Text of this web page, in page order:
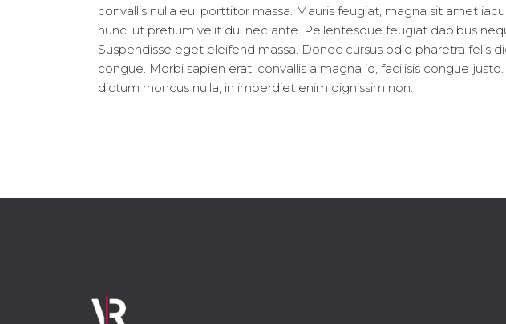
convallis nulla eu, porttitor massa. Mauris feugiat, magna sit amet
nunc, ut pretium velit dui nec ante. Pellentesque feugiat dapibus
Suspendisse eget eleifend massa. Donec cursus odio pharetra felis
congue. Morbi sapien erat, convallis a magna id, facilisis congue
dictum rhoncus nulla, in imperdiet enim dignissim non.